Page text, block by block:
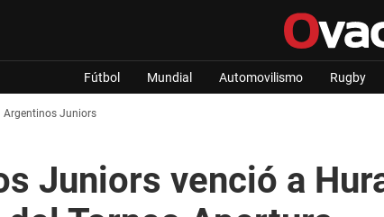
Fútbol Mundial Automovilismo Rugby
Argentinos Juniors
Juniors venció a